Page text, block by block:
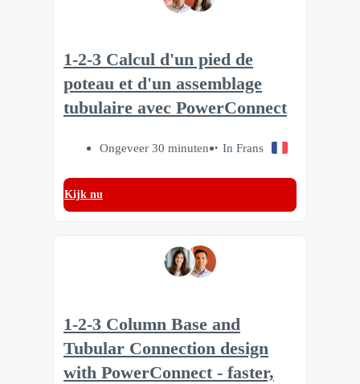
1-2-3 Calcul d'un pied de
poteau et d'un assemblage
tubulaire avec PowerConnect
Ongeveer 30 minuten In Frans
Kijk nu
1-2-3 Column Base and
Tubular Connection design
with PowerConnect - faster,